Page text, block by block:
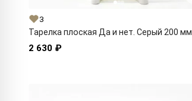
3
Тарелка плоская Да и нет. Серый 200 мм.
2 630 ₽